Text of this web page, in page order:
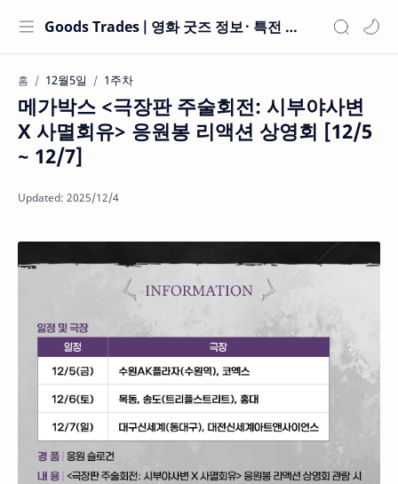
Goods Trades | 영화 굿즈 정보 · 특전 현황
홈 12월5일 1주차
메가박스 <극장판 주술회전: 시부야사변
X 사멸회유> 응원봉 리액션 상영회 [12/5
~ 12/7]